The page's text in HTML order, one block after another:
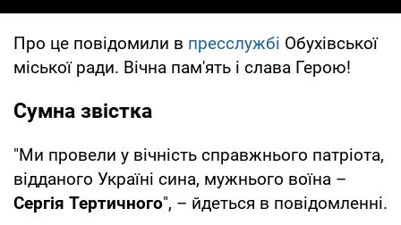
Про це повідомили в пресслужбі Обухівської
міської ради. Вічна пам'ять і слава Герою!
Сумна звістка
"Ми провели у вічність справжнього патріота,
відданого Україні сина, мужнього воїна –
Сергія Тертичного", – йдеться в повідомленні.